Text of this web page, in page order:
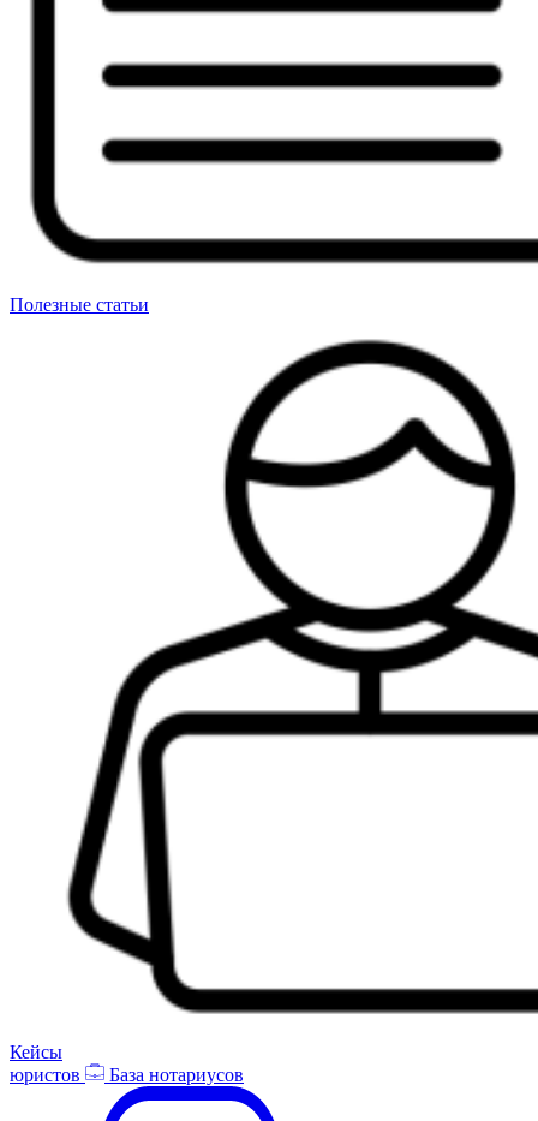
Полезные статьи
Кейсы
юристов
База нотариусов